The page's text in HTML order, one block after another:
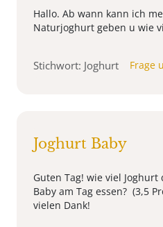
Hallo. Ab wann kann ich
Naturjoghurt geben u wie
Stichwort: Joghurt Frage
Joghurt Baby
Guten Tag! wie viel
Baby am Tag essen? (3,5
vielen Dank!